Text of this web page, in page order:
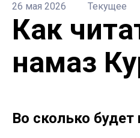
26 мая 2026 Текущее
Как
намаз
Во сколько будет